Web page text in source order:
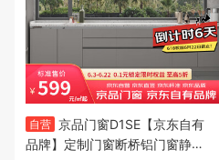
自营 京品门窗D1SE【京东自有
品牌】定制门窗断桥铝门窗静音